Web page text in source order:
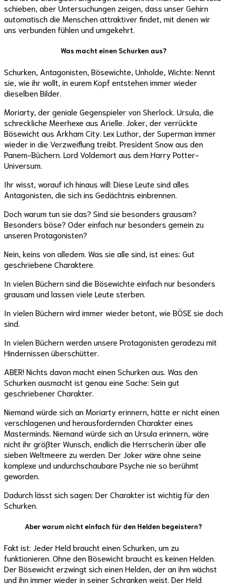
schieben, aber Untersuchungen zeigen, dass unser Gehirn
automatisch die Menschen attraktiver findet, mit denen wir
uns verbunden fühlen und umgekehrt.
Was macht einen Schurken aus?
Schurken, Antagonisten, Bösewichte, Unholde, Wichte: Nennt
sie, wie ihr wollt, in eurem Kopf entstehen immer wieder
dieselben Bilder.
Moriarty, der geniale Gegenspieler von Sherlock. Ursula, die
schreckliche Meerhexe aus Arielle. Joker, der verrückte
Bösewicht aus Arkham City. Lex Luthor, der Superman immer
wieder in die Verzweiflung treibt. President Snow aus den
Panem-Büchern. Lord Voldemort aus dem Harry Potter-
Universum.
Ihr wisst, worauf ich hinaus will: Diese Leute sind alles
Antagonisten, die sich ins Gedächtnis einbrennen.
Doch warum tun sie das? Sind sie besonders grausam?
Besonders böse? Oder einfach nur besonders gemein zu
unseren Protagonisten?
Nein, keins von alledem. Was sie alle sind, ist eines: Gut
geschriebene Charaktere.
In vielen Büchern sind die Bösewichte einfach nur besonders
grausam und lassen viele Leute sterben.
In vielen Büchern wird immer wieder betont, wie BÖSE sie doch
sind.
In vielen Büchern werden unsere Protagonisten geradezu mit
Hindernissen überschütter.
ABER! Nichts davon macht einen Schurken aus. Was den
Schurken ausmacht ist genau eine Sache: Sein gut
geschriebener Charakter.
Niemand würde sich an Moriarty erinnern, hätte er nicht einen
verschlagenen und herausfordernden Charakter eines
Masterminds. Niemand würde sich an Ursula erinnern, wäre
nicht ihr größter Wunsch, endlich die Herrscherin über alle
sieben Weltmeere zu werden. Der Joker wäre ohne seine
komplexe und undurchschaubare Psyche nie so berühmt
geworden.
Dadurch lässt sich sagen: Der Charakter ist wichtig für den
Schurken.
Aber warum nicht einfach für den Helden begeistern?
Fakt ist: Jeder Held braucht einen Schurken, um zu
funktionieren. Ohne den Bösewicht braucht es keinen Helden.
Der Bösewicht erzwingt sich einen Helden, der an ihm wächst
und ihn immer wieder in seiner Schranken weist. Der Held